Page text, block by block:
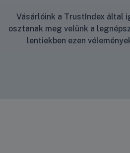
Vásárlóink a TrustIndex által
osztanak meg velünk a
lentiekben ezen